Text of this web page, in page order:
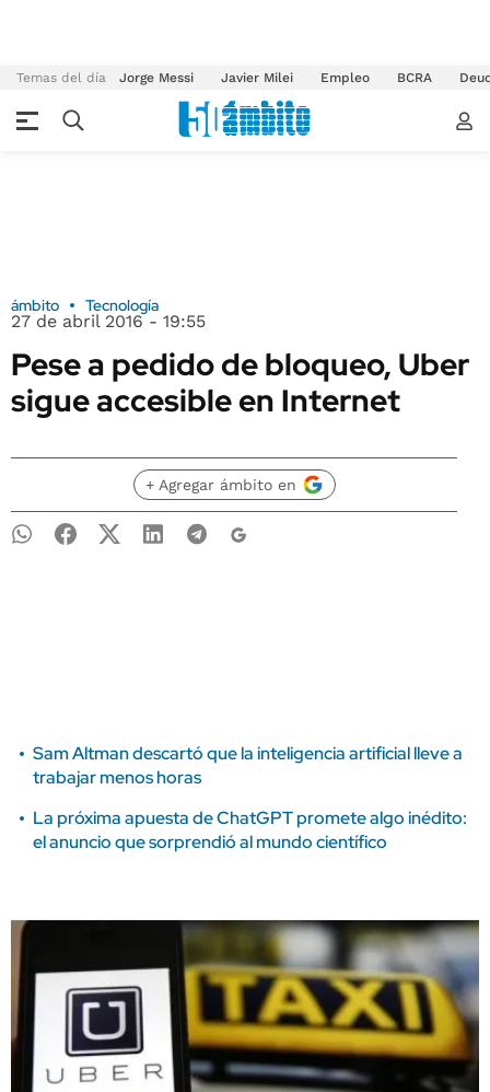
Temas del día Jorge Messi Javier Milei Empleo BCRA
ámbito Tecnología
27 de abril 2016 - 19:55
Pese a pedido de bloqueo, Uber
sigue accesible en Internet
+ Agregar ámbito en
Sam Altman descartó que la inteligencia artificial lleve a
trabajar menos horas
La próxima apuesta de ChatGPT promete algo inédito:
el anuncio que sorprendió al mundo científico